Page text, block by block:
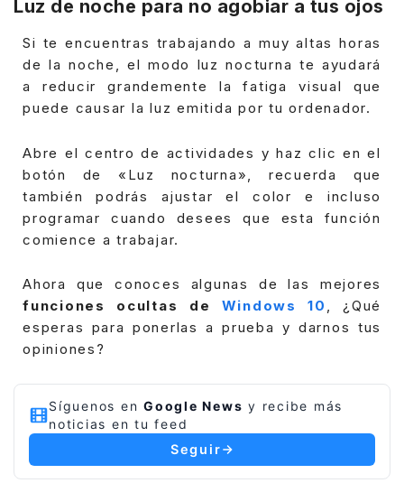
Luz de noche para no agobiar a tus ojos
Si te encuentras trabajando a muy altas horas
de la noche, el modo luz nocturna te ayudará
a reducir grandemente la fatiga visual que
puede causar la luz emitida por tu ordenador.
Abre el centro de actividades y haz clic en el
botón de «Luz nocturna», recuerda que
también podrás ajustar el color e incluso
programar cuando desees que esta función
comience a trabajar.
Ahora que conoces algunas de las mejores
funciones ocultas de Windows 10 , ¿Qué
esperas para ponerlas a prueba y darnos tus
opiniones?
Síguenos en Google News y recibe más
noticias en tu feed
Seguir